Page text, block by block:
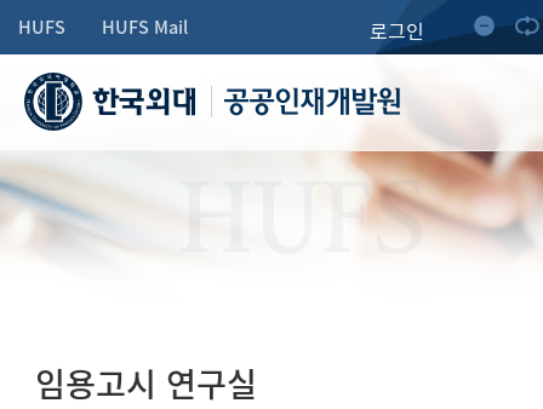
HUFS HUFS Mail 로그인
공공인재개발원
HUFS
임용고시 연구실